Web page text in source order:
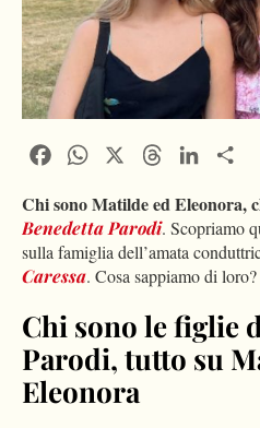
FacebookWhatsApp ThreadsLinkedIn
Chi sono Matilde ed Eleonora,
Benedetta Parodi. Scopriamo
sulla famiglia dell’amata
Caressa. Cosa sappiamo di loro?
Chi sono le figlie
Parodi, tutto su
Eleonora